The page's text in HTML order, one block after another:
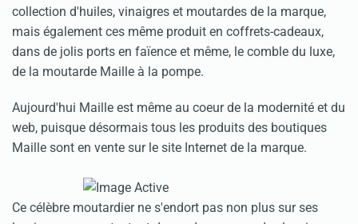
collection d'huiles, vinaigres et moutardes de la marque,
mais également ces même produit en coffrets-cadeaux,
dans de jolis ports en faïence et même, le comble du luxe,
de la moutarde Maille à la pompe.
Aujourd'hui Maille est même au coeur de la modernité et du
web, puisque désormais tous les produits des boutiques
Maille sont en vente sur le site Internet de la marque.
Ce célèbre moutardier ne s'endort pas non plus sur ses